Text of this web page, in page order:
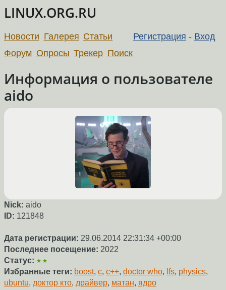
LINUX.ORG.RU
Регистрация - Вход
Новости Галерея Статьи
Форум Опросы Трекер Поиск
Информация о пользователе
aido
Nick: aido
ID: 121848
Дата регистрации: 29.06.2014 22:31:34 +00:00
Последнее посещение: 2022
Статус: ★★
Избранные теги: boost, c, c++, doctor who, lfs, physics,
ubuntu, доктор кто, драйвер, матан, ядро